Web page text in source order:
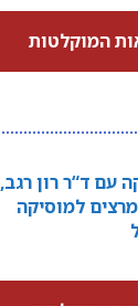
המוקלטות
עם ד“ר רון רגב,
למוסיקה